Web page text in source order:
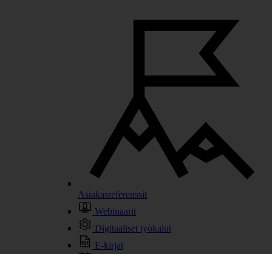
Asiakasreferenssit
Webinaarit
Digitaaliset työkalut
E-kirjat